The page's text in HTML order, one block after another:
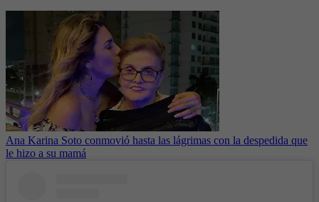
Ana Karina Soto conmovió hasta las lágrimas con la despedida que
le hizo a su mamá